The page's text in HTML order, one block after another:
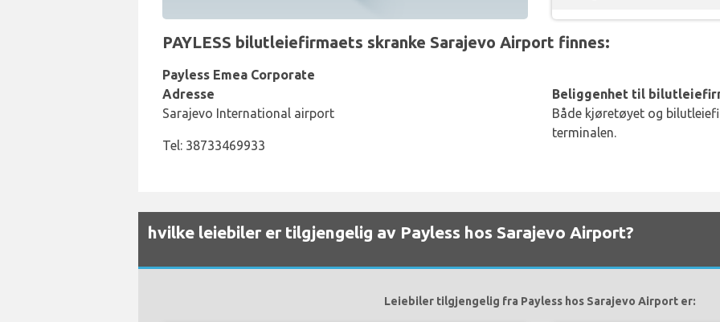
PAYLESS bilutleiefirmaets skranke Sarajevo Airport finnes:
Payless Emea Corporate
Adresse
Sarajevo International airport
Tel: 38733469933
Beliggenhet til
Både kjøretøyet og
terminalen.
hvilke leiebiler er tilgjengelig av Payless hos Sarajevo Airport?
Leiebiler tilgjengelig fra Payless hos Sarajevo Airport er: